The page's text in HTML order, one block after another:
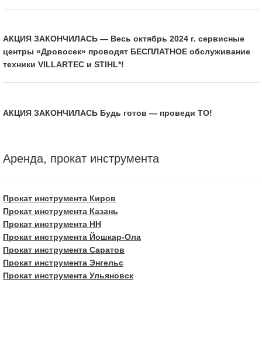
АКЦИЯ ЗАКОНЧИЛАСЬ — Весь октябрь 2024 г. сервисные
центры «Дровосек» проводят БЕСПЛАТНОЕ обслуживание
техники VILLARTEC и STIHL*!
АКЦИЯ ЗАКОНЧИЛАСЬ Будь готов — проведи ТО!
Аренда, прокат инструмента
Прокат инструмента Киров
Прокат инструмента Казань
Прокат инструмента НН
Прокат инструмента Йошкар-Ола
Прокат инструмента Саратов
Прокат инструмента Энгельс
Прокат инструмента Ульяновск